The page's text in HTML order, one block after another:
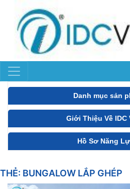
Danh mục sản
Giới Thiệu Về IDC
Hồ Sơ Năng
THẺ: BUNGALOW LẮP GHÉP